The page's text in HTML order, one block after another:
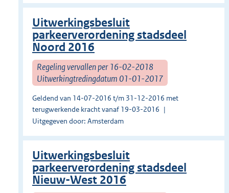
Uitwerkingsbesluit
parkeerverordening stadsdeel
Noord 2016
Regeling vervallen per 16-02-2018
Uitwerkingtredingdatum 01-01-2017
Geldend van 14-07-2016 t/m 31-12-2016 met
terugwerkende kracht vanaf 19-03-2016
Uitgegeven door: Amsterdam
Uitwerkingsbesluit
parkeerverordening stadsdeel
Nieuw-West 2016